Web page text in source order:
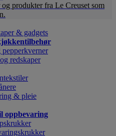
produkter fra Le Creuset som
& gadgets
pepperkverner
redskaper
& pleie
oppbevaring